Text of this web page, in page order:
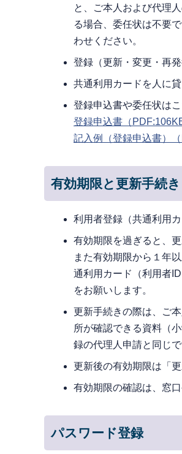
と、ご本人および代理
る場合、委任状は不要
わせください。
登録（更新・変更・再
共通利用カードを人に
登録申込書や委任状は
登録申込書（PDF:106KB
記入例（登録申込書）（
有効期限と更新手続き
利用者登録（共通利用
有効期限を過ぎると、
また有効期限から１年
通利用カード（利用者
をお願いします。
更新手続きの際は、ご
所が確認できる資料（
録の代理人申請と同じで
更新後の有効期限は「
有効期限の確認は、窓
パスワード登録